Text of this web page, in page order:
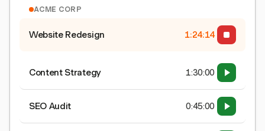
ACME CORP
Website Redesign 1:24:15
Content Strategy 1:30:00
SEO Audit 0:45:00